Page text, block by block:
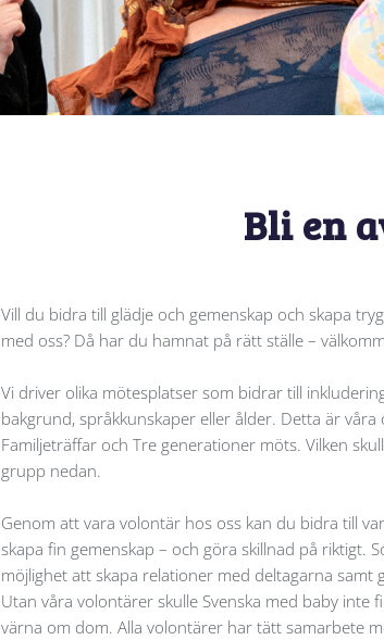
Bli en
Vill du bidra till glädje och gemenskap och skapa
med oss? Då har du hamnat på rätt ställe –
Vi driver olika mötesplatser som bidrar till
bakgrund, språkkunskaper eller ålder. Detta är
Familjeträffar och Tre generationer möts. Vilken
grupp nedan.
Genom att vara volontär hos oss kan du bidra till
skapa fin gemenskap – och göra skillnad på riktigt.
möjlighet att skapa relationer med deltagarna
Utan våra volontärer skulle Svenska med baby
värna om dom. Alla volontärer har tätt samarbete